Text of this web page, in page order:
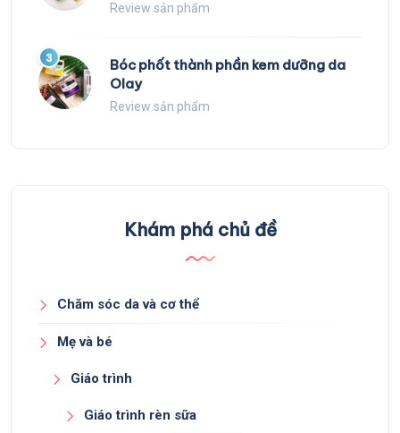
Review sản phẩm
3
Bóc phốt thành phần kem dưỡng da
Olay
Review sản phẩm
Khám phá chủ đề
Chăm sóc da và cơ thể
Mẹ và bé
Giáo trình
Giáo trình rèn sữa